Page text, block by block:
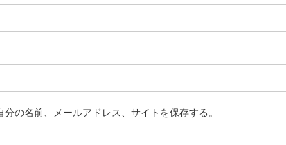
の名前、メールアドレス、サイトを保存する。